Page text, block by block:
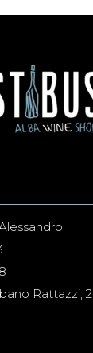
Rattazzi, 2